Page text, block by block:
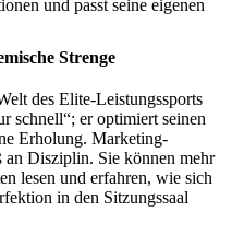
und passt seine eigenen
Strenge
des Elite-Leistungssports
schnell“; er optimiert seinen
Erholung. Marketing-
an Disziplin. Sie können mehr
lesen und erfahren, wie sich
in den Sitzungssaal